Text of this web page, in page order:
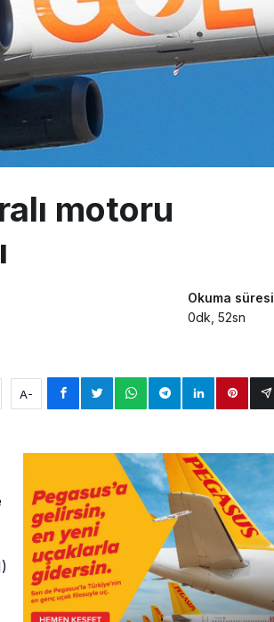
motoru
Okuma süresi
0dk, 52sn
A-